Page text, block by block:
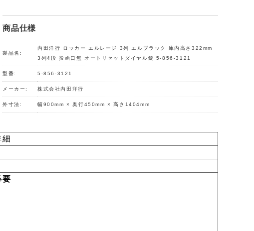
商品仕様
製品名:
内田洋行 ロッカー エルレージ 3列 エルブラック 庫内高さ322mm
3列4段 投函口無 オートリセットダイヤル錠 5-856-3121
型番: 5-856-3121
メーカー: 株式会社内田洋行
外寸法: 幅900mm × 奥行450mm × 高さ1404mm
細
要